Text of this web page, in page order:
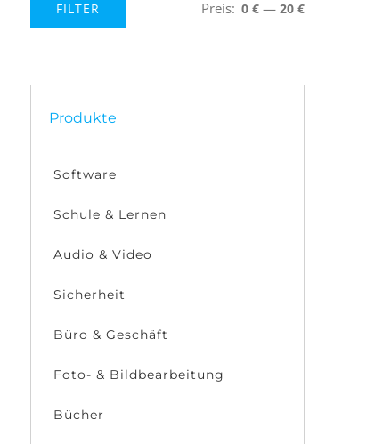
Preis
Preis
FILTER Preis: 0 € — 20 €
Produkte
Software
Schule & Lernen
Audio & Video
Sicherheit
Büro & Geschäft
Foto- & Bildbearbeitung
Bücher